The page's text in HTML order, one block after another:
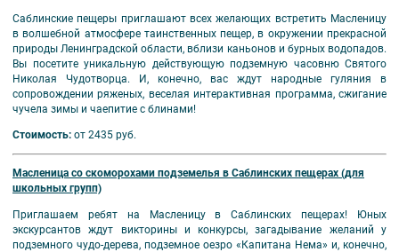
Саблинские пещеры приглашают всех желающих встретить Масленицу
в волшебной атмосфере таинственных пещер, в окружении прекрасной
природы Ленинградской области, вблизи каньонов и бурных водопадов.
Вы посетите уникальную действующую подземную часовню Святого
Николая Чудотворца. И, конечно, вас ждут народные гуляния в
сопровождении ряженых, веселая интерактивная программа, сжигание
чучела зимы и чаепитие с блинами!
Стоимость: от 2435 руб.
Масленица со скоморохами подземелья в Саблинских пещерах (для
школьных групп)
Приглашаем ребят на Масленицу в Саблинских пещерах! Юных
экскурсантов ждут викторины и конкурсы, загадывание желаний у
подземного чудо-дерева, подземное оезро «Капитана Нема» и, конечно,